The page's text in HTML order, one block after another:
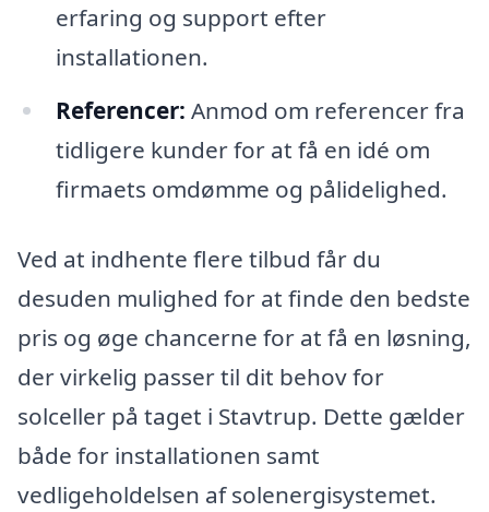
erfaring og support efter
installationen.
Referencer: Anmod om referencer fra
tidligere kunder for at få en idé om
firmaets omdømme og pålidelighed.
Ved at indhente flere tilbud får du
desuden mulighed for at finde den bedste
pris og øge chancerne for at få en løsning,
der virkelig passer til dit behov for
solceller på taget i Stavtrup. Dette gælder
både for installationen samt
vedligeholdelsen af solenergisystemet.